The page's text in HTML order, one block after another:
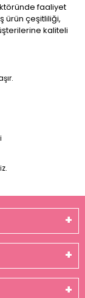
faaliyet
ürün çeşitliliği,
kaliteli